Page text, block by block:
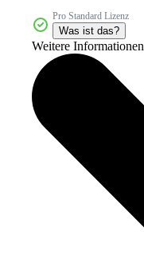
Pro Standard Lizenz
Was ist das?
Weitere Informationen